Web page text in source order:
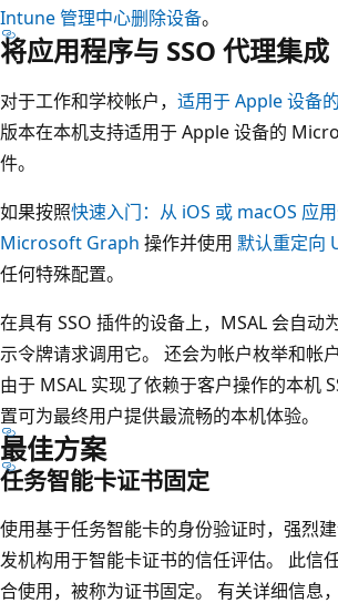
Intune 管理中心删除设备。
将应用程序与 SSO 代理集成
对于工作和学校帐户， 适用于 Apple 设备
版本在本机支持适用于 Apple 设备的
件。
如果按照快速入门：从 iOS 或 macOS 应
Microsoft Graph 操作并使用 默认重定向
任何特殊配置。
在具有 SSO 插件的设备上，MSAL 会自动
示令牌请求调用它。 还会为帐户枚举和帐
由于 MSAL 实现了依赖于客户操作的本机
置可为最终用户提供最流畅的本机体验。
最佳方案
任务智能卡证书固定
使用基于任务智能卡的身份验证时，强烈
发机构用于智能卡证书的信任评估。 此信
合使用，被称为证书固定。 有关详细信息